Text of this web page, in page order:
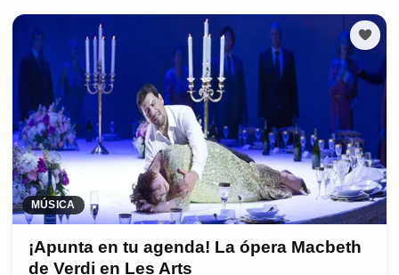
MÚSICA
¡Apunta en tu agenda! La ópera Macbeth
de Verdi en Les Arts